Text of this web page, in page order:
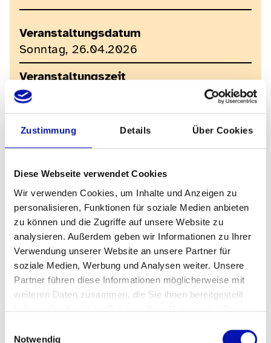
Zustimmung Details Über Cookies
Diese Webseite verwendet Cookies
Wir verwenden Cookies, um Inhalte und Anzeigen zu
personalisieren, Funktionen für soziale Medien anbieten
zu können und die Zugriffe auf unsere Website zu
analysieren. Außerdem geben wir Informationen zu Ihrer
Verwendung unserer Website an unsere Partner für
soziale Medien, Werbung und Analysen weiter. Unsere
Partner führen diese Informationen möglicherweise mit
weiteren Daten zusammen, die Sie ihnen bereitgestellt
haben oder die sie im Rahmen Ihrer Nutzung der Dienste
Notwendig
Veranstaltungsdatum
Sonntag, 26.04.2026
Veranstaltungszeit
14h00-15h00
Kostenlos
Museum der Kulturen Basel
Veranstaltungsort
Museum der Kulturen Basel
Münsterplatz 20
Basel
Kontakt für Rückfragen
Andrea Masek
info@mkb.ch